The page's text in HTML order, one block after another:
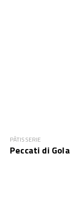
PÂTISSERIE
Peccati di Gola